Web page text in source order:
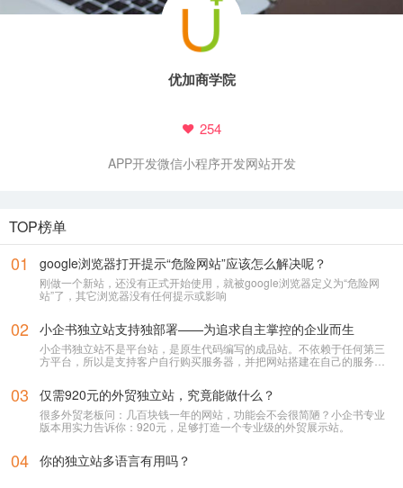
优加商学院
254
APP开发微信小程序开发网站开发
TOP榜单
01 google浏览器打开提示“危险网站”应该怎么解决呢？
刚做一个新站，还没有正式开始使用，就被google浏览器定义为“危险网
站”了，其它浏览器没有任何提示或影响
02 小企书独立站支持独部署——为追求自主掌控的企业而生
小企书独立站不是平台站，是原生代码编写的成品站。不依赖于任何第三
方平台，所以是支持客户自行购买服务器，并把网站搭建在自己的服务器
03 仅需920元的外贸独立站，究竟能做什么？
很多外贸老板问：几百块钱一年的网站，功能会不会很简陋？小企书专业
版本用实力告诉你：920元，足够打造一个专业级的外贸展示站。
04 你的独立站多语言有用吗？